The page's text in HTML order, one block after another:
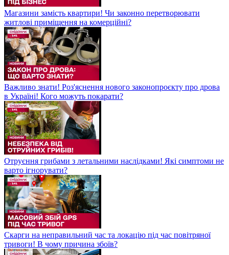
Магазини замість квартири! Чи законно перетворювати
житлові приміщення на комерційні?
Важливо знати! Роз'яснення нового законопроєкту про дрова
в Україні! Кого можуть покарати?
Отруєння грибами з летальними наслідками! Які симптоми не
варто ігнорувати?
Скарги на неправильний час та локацію під час повітряної
тривоги! В чому причина збоїв?